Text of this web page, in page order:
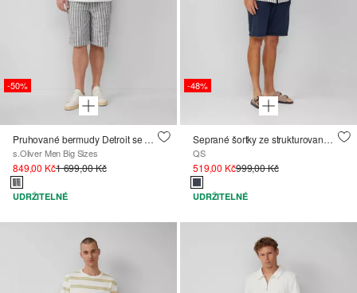
-50%
Pruhované bermudy Detroit se střihem Relaxed Fit
s.Oliver Men Big Sizes
849,00 Kč1 699,00 Kč
UDRŽITELNÉ
-48%
Seprané šortky ze strukturovaného žerzeje
QS
519,00 Kč999,00 Kč
UDRŽITELNÉ